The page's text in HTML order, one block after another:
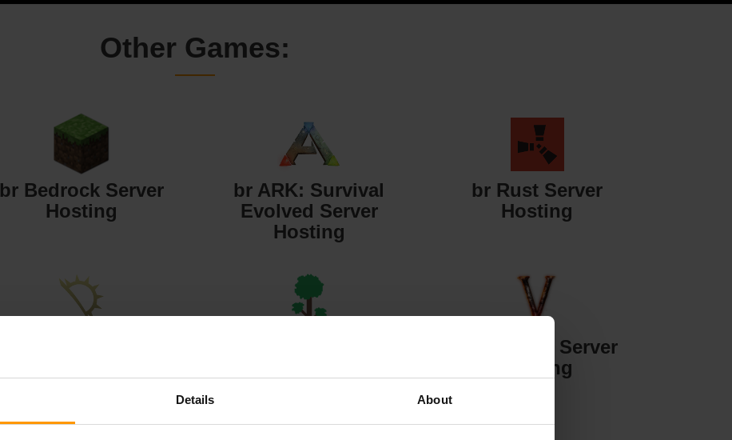
Details About
Other Games:
br Bedrock Server
Hosting
br ARK: Survival
Evolved Server
Hosting
br Rust Server
Hosting
br Valheim Server
Hosting